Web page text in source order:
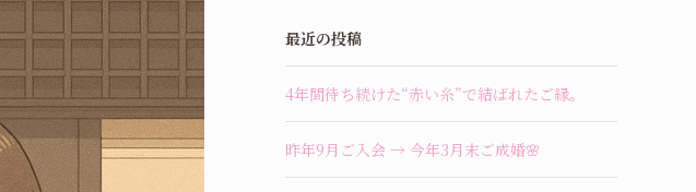
最近の投稿
4年間待ち続けた“赤い糸”で結ばれたご縁。
昨年9月ご入会 → 今年3月末ご成婚🌸